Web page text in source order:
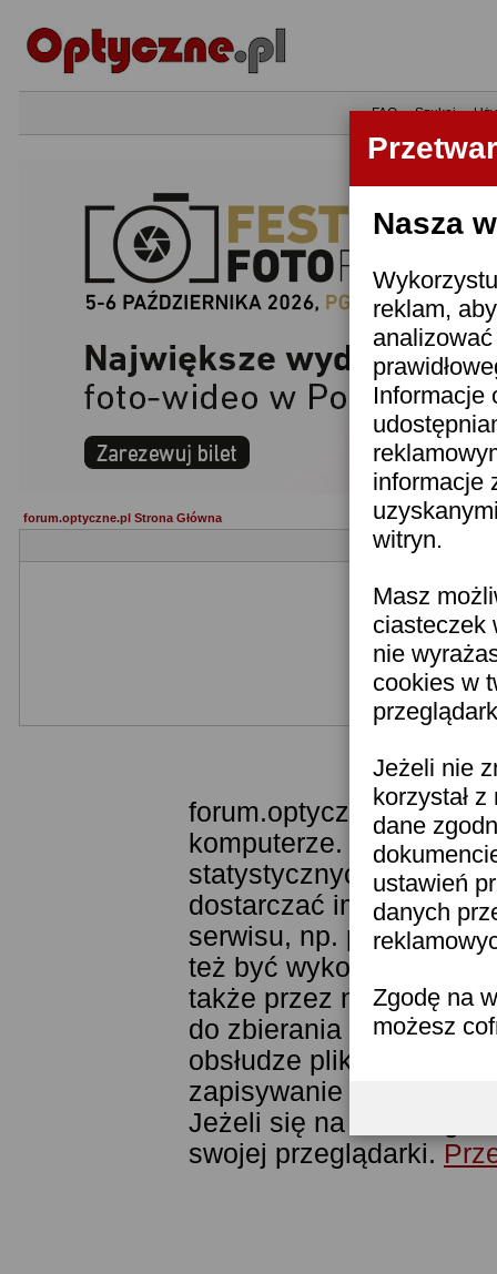
Nasza
reklam,
Informacje
informacje
witryn.
Masz
ciasteczek
nie
cookies w
Jeżeli nie
korzystał
dane
ustawień
danych
Zgodę na
możesz
•FAQ•Szukaj•
forum.optyczne.pl Strona Główna
forum.optyczne.pl
komputerze.
statystycznych.
dostarczać im
serwisu, np. poprzez
też być
także przez narzędzie
do zbierania statystyk.
obsłudze plików
zapisywanie ich w
Jeżeli się na to nie
swojej przeglądarki.